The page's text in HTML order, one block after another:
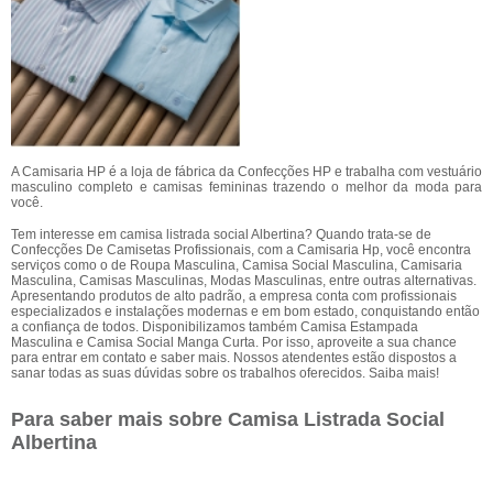
A Camisaria HP é a loja de fábrica da Confecções HP e trabalha com vestuário
masculino completo e camisas femininas trazendo o melhor da moda para
você.
Tem interesse em camisa listrada social Albertina? Quando trata-se de
Confecções De Camisetas Profissionais, com a Camisaria Hp, você encontra
serviços como o de Roupa Masculina, Camisa Social Masculina, Camisaria
Masculina, Camisas Masculinas, Modas Masculinas, entre outras alternativas.
Apresentando produtos de alto padrão, a empresa conta com profissionais
especializados e instalações modernas e em bom estado, conquistando então
a confiança de todos. Disponibilizamos também Camisa Estampada
Masculina e Camisa Social Manga Curta. Por isso, aproveite a sua chance
para entrar em contato e saber mais. Nossos atendentes estão dispostos a
sanar todas as suas dúvidas sobre os trabalhos oferecidos. Saiba mais!
Para saber mais sobre Camisa Listrada Social
Albertina